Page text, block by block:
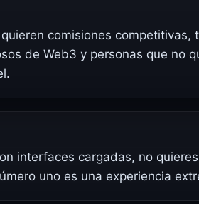
comisiones
de Web3 y personas que no
interfaces cargadas, no
uno es una experiencia